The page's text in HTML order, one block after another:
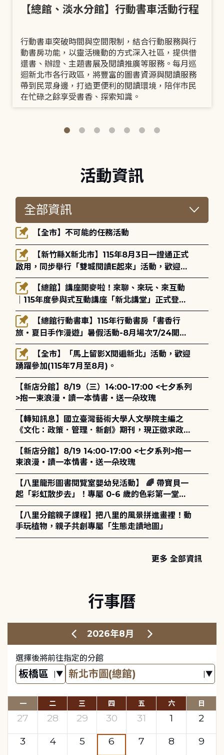
【總館、淡水分館】行動書車活動行程
行動書車突破時間與空間限制，結合行動服務與行
動書房功能，以靈活機動的方式深入社區，提供借
還書、辦證、主題書展及閱讀推廣等服務。每月巡
迴新北市各行政區，將豐富的圖書資源與閱讀服務
帶到民眾身邊，打造更便利的閱讀環境，陪伴市民
在忙碌之餘享受書香、探索知識。
活動資訊
【全市】不可能的任務活動
啟用，同步舉行「雙城閱讀E起來」活動，歡迎踴
躍參加(115年8月3日至10月4日)。
｜115年度參與式互動講座「新北講堂」正式登
場！
旅・夏日手作漫遊」暑假活動-8月場次7/24開始
報名
踴躍參加(115年7月至8月)。
【新店分館】8/19（三）14:00-17:00 <七夕系列
>抱一束浪漫・讀一本情書・送一朵玫瑰
【轉知訊息】國立臺灣藝術大學人文學院主編之
《文化：政策．管理．新創》期刊，現正徵求政策
評論、書評及【邁向具回應力的博物館治理：政
策、領導與管理】主題特刊稿件至2027年6月1日
止，歡迎踴躍投稿。
【新店分館】8/19 14:00-17:00 <七夕系列>抱一
束浪漫・讀一本情書・送一朵玫瑰
【八里龍形圖書閱覽室嬰幼兒活動】 🌈 帶寶貝一
起「彩虹散步去」！專屬 0-6 歲的色彩第一堂美
學課來囉！ ✨
【八里分館親子課程】把八里的風景拼進畫裡！動
手玩植物，親子共創專屬「生態走讀地圖」
更多 全部資訊
行事曆
2026年8月
選擇後將前往指定的分館
一 二 三 四 五 六 日
27 28 29 30 31 1
2
3
4 5 6 7 8
9